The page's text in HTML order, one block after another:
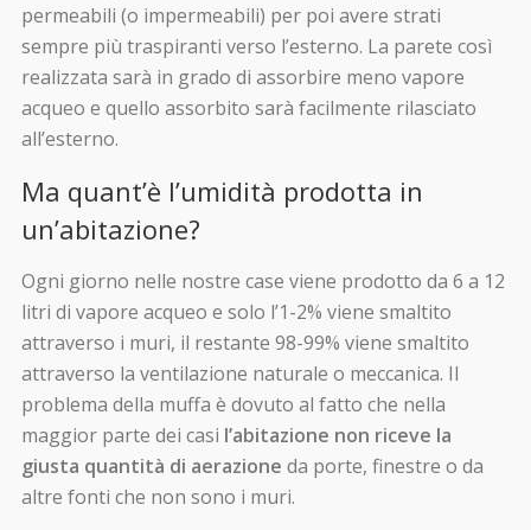
permeabili (o impermeabili) per poi avere strati
sempre più traspiranti verso l’esterno. La parete così
realizzata sarà in grado di assorbire meno vapore
acqueo e quello assorbito sarà facilmente rilasciato
all’esterno.
Ma quant’è l’umidità prodotta in
un’abitazione?
Ogni giorno nelle nostre case viene prodotto da 6 a 12
litri di vapore acqueo e solo l’1-2% viene smaltito
attraverso i muri, il restante 98-99% viene smaltito
attraverso la ventilazione naturale o meccanica. Il
problema della muffa è dovuto al fatto che nella
maggior parte dei casi l’abitazione non riceve la
giusta quantità di aerazione da porte, finestre o da
altre fonti che non sono i muri.